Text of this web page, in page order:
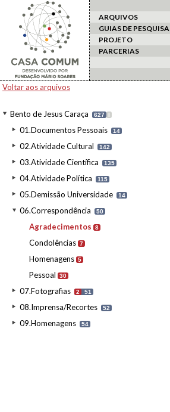
ARQUIVOS
GUIAS DE PESQUISA
PROJETO
PARCERIAS
Voltar aos arquivos
Bento de Jesus Caraça 627 I
01.Documentos Pessoais 14
02.Atividade Cultural 142
03.Atividade Científica 135
04.Atividade Política 115
05.Demissão Universidade 14
06.Correspondência 50
Agradecimentos 8
Condolências 7
Homenagens 5
Pessoal 30
07.Fotografias 2 51
08.Imprensa/Recortes 52
09.Homenagens 54